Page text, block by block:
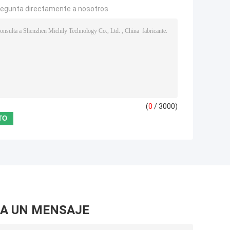
directamente a nosotros
(0 / 3000)
UN MENSAJE